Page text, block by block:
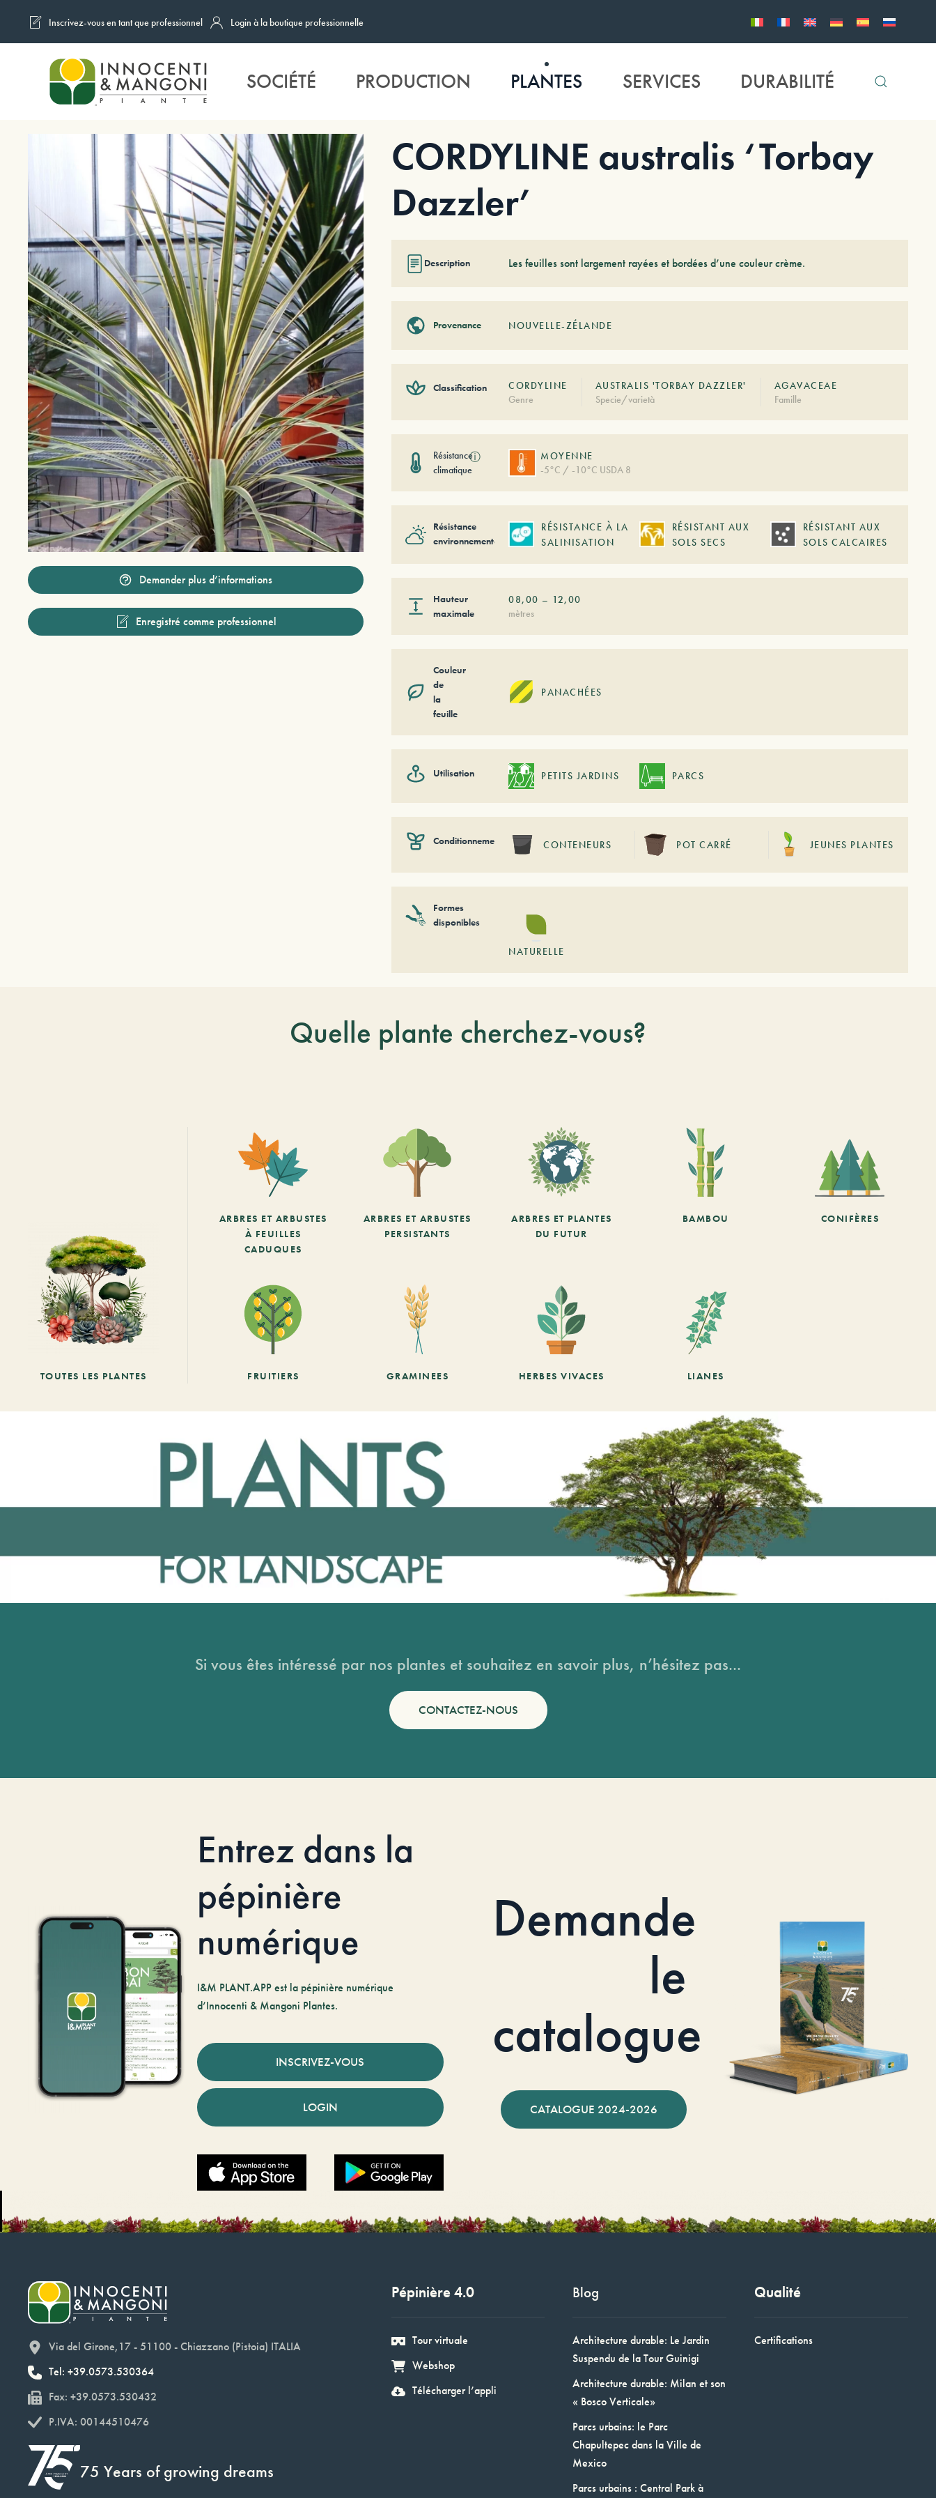
Skip to main content
Inscrivez-vous en tant que professionnel Login à la boutique professionnelle
SOCIÉTÉ PRODUCTION PLANTES SERVICES DURABILITÉ
Demander plus d’informations
Enregistré comme professionnel
CORDYLINE australis ‘Torbay
Dazzler’
Description Les feuilles sont largement rayées et bordées d’une couleur crème.
Provenance NOUVELLE-ZÉLANDE
Classification
CORDYLINE
Genre
AUSTRALIS 'TORBAY DAZZLER'
Specie/varietà
AGAVACEAE
Famille
Résistance
climatique
ⓘ
MOYENNE
-5°C / -10°C USDA 8
Résistance
environnementale
RÉSISTANCE À LA
SALINISATION
RÉSISTANT AUX
SOLS SECS
RÉSISTANT AUX
SOLS CALCAIRES
Hauteur
maximale
08,00 – 12,00
mètres
Couleur
de
la
feuille
PANACHÉES
Utilisation PETITS JARDINS PARCS
Conditionnement CONTENEURS POT CARRÉ JEUNES PLANTES
Formes
disponibles
NATURELLE
Quelle plante cherchez-vous?
TOUTES LES PLANTES
ARBRES ET ARBUSTES
À FEUILLES
CADUQUES
ARBRES ET ARBUSTES
PERSISTANTS
ARBRES ET PLANTES
DU FUTUR
BAMBOU CONIFÈRES
FRUITIERS GRAMINEES HERBES VIVACES LIANES
Si vous êtes intéressé par nos plantes et souhaitez en savoir plus, n’hésitez pas...
CONTACTEZ-NOUS
Entrez dans la
pépinière
numérique
I&M PLANT.APP est la pépinière numérique
d’Innocenti & Mangoni Plantes.
INSCRIVEZ-VOUS
LOGIN
Demande
le
catalogue
CATALOGUE 2024-2026
Via del Girone,17 - 51100 - Chiazzano (Pistoia) ITALIA
Tel: +39.0573.530364
Fax: +39.0573.530432
P.IVA: 00144510476
75 Years of growing dreams
Pépinière 4.0
Tour virtuale
Webshop
Télécharger l’appli
Blog
Architecture durable: Le Jardin
Suspendu de la Tour Guinigi
Architecture durable: Milan et son
« Bosco Verticale»
Parcs urbains: le Parc
Chapultepec dans la Ville de
Mexico
Parcs urbains : Central Park à
Qualité
Certifications